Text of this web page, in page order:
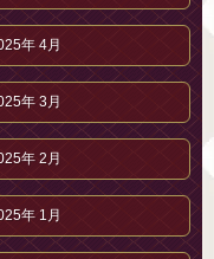
年 4月
年 3月
年 2月
年 1月